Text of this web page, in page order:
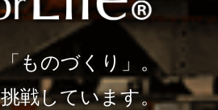
ものづくり」。
戦しています。
生産設備まで、
する企業です。